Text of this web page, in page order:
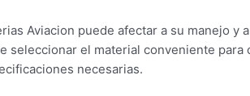
Aviacion puede afectar a su manejo y
seleccionar el material conveniente para
necesarias.